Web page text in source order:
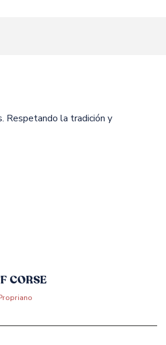
favoris
Respetando la tradición y
CORSE